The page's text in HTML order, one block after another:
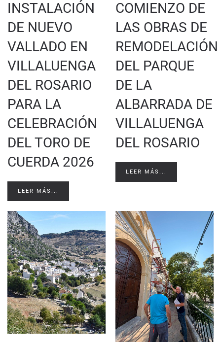
INSTALACIÓN
DE NUEVO
VALLADO EN
VILLALUENGA
DEL ROSARIO
PARA LA
CELEBRACIÓN
DEL TORO DE
CUERDA 2026
LEER MÁS...
COMIENZO DE
LAS OBRAS DE
REMODELACIÓN
DEL PARQUE
DE LA
ALBARRADA DE
VILLALUENGA
DEL ROSARIO
LEER MÁS...